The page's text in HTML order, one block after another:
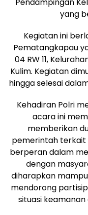
Pendampingan
yang
Kegiatan ini
Pematangkapau
04 RW 11,
Kulim. Kegiatan
hingga selesai
Kehadiran Polri
acara ini
memberikan
pemerintah terkait
berperan dalam
dengan
diharapkan
mendorong
situasi